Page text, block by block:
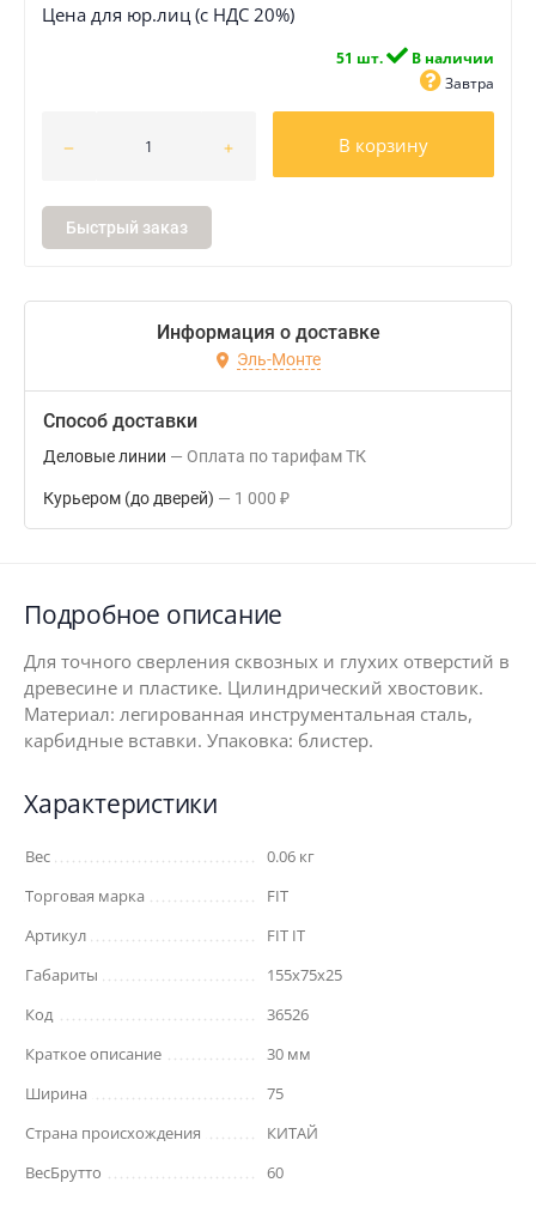
Цена для юр.лиц (с НДС 20%)
51 шт.
В наличии
Завтра
В корзину
Быстрый заказ
Информация о доставке
Эль-Монте
Способ доставки
Деловые линии Оплата по тарифам ТК
Курьером (до дверей) 1 000 ₽
Подробное описание
Для точного сверления сквозных и глухих отверстий в
древесине и пластике. Цилиндрический хвостовик.
Материал: легированная инструментальная сталь,
карбидные вставки. Упаковка: блистер.
Характеристики
Вес
0.06 кг
Торговая марка
FIT
Артикул
FIT IT
Габариты
155x75x25
Код
36526
Краткое описание
30 мм
Ширина
75
Страна происхождения
КИТАЙ
ВесБрутто
60